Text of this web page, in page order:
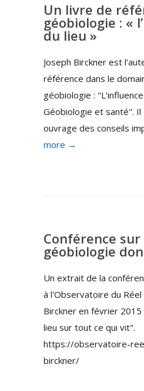
Un livre de
géobiologie : «
du lieu »
Joseph Birckner est
référence dans le
géobiologie :
Géobiologie et santé". Il
ouvrage des conseils
more →
Conférence sur
géobiologie
Un extrait de la
à l'Observatoire du Réel
Birckner en février 2015
lieu sur tout ce qui vit".
https://observatoire-
birckner/